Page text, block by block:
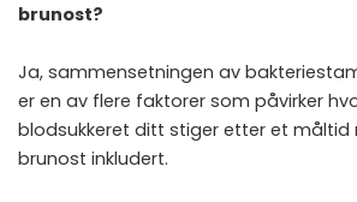
brunost?
Ja, sammensetningen av
er en av flere faktorer som påvirker
blodsukkeret ditt stiger etter et måltid
brunost inkludert.